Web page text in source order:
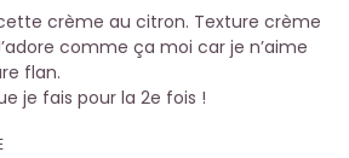
crème au citron. Texture crème
comme ça moi car je n’aime
flan.
je fais pour la 2e fois !